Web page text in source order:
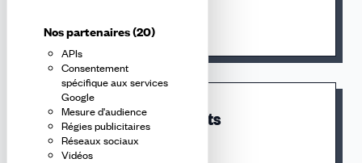
Nos partenaires(20)
APIs
Consentement
spécifique aux services
Google
Mesure d'audience
Régies publicitaires
Réseaux sociaux
Vidéos
Les jours fériés et ponts